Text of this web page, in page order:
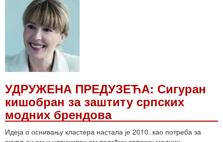
УДРУЖЕНА ПРЕДУЗЕЋА: Сигуран
кишобран за заштиту српских
модних брендова
Идеја о оснивању кластера настала је 2010. као потреба за